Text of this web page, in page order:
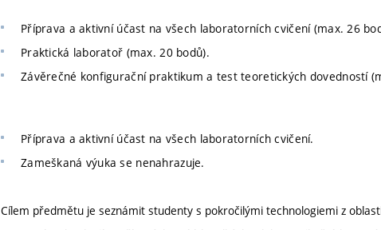
Příprava a aktivní účast na všech laboratorních cvičení (max. 26
Praktická laboratoř (max. 20 bodů).
Závěrečné konfigurační praktikum a test teoretických dovedností
Příprava a aktivní účast na všech laboratorních cvičení.
Zameškaná výuka se nenahrazuje.
Cílem předmětu je seznámit studenty s pokročilými technologiemi z